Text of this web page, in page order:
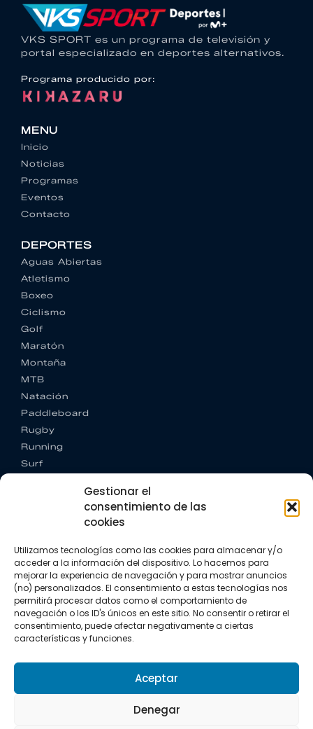
Gestionar el
consentimiento de las
cookies
Utilizamos tecnologías como las cookies para almacenar y/o
acceder a la información del dispositivo. Lo hacemos para
mejorar la experiencia de navegación y para mostrar anuncios
(no) personalizados. El consentimiento a estas tecnologías nos
permitirá procesar datos como el comportamiento de
navegación o los ID's únicos en este sitio. No consentir o retirar el
consentimiento, puede afectar negativamente a ciertas
características y funciones.
Aceptar
Denegar
VKS SPORT es un programa de televisión y
portal especializado en deportes alternativos.
Programa producido por:
MENU
Inicio
Noticias
Programas
Eventos
Contacto
DEPORTES
Aguas Abiertas
Atletismo
Boxeo
Ciclismo
Golf
Maratón
Montaña
MTB
Natación
Paddleboard
Rugby
Running
Surf
CONTACTO
+34 662 342 177
info@vkssport.com
SÍGUENOS
Política de privacidad
Política de cookies